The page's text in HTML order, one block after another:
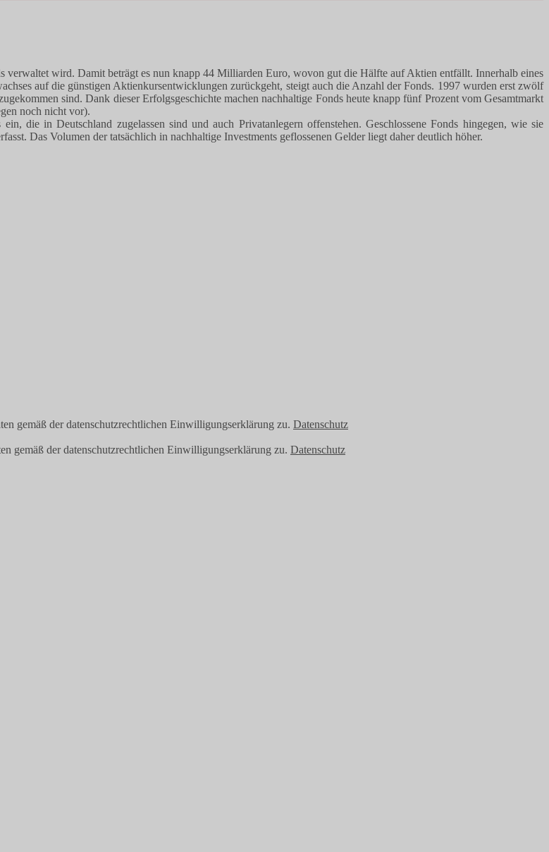
verwaltet wird. Damit beträgt es nun knapp 44 Milliarden Euro, wovon gut die Hälfte auf Aktien entfällt. Innerhalb eines
auf die günstigen Aktienkursentwicklungen zurückgeht, steigt auch die Anzahl der Fonds. 1997 wurden erst zwölf
sind. Dank dieser Erfolgsgeschichte machen nachhaltige Fonds heute knapp fünf Prozent vom Gesamtmarkt
noch nicht vor).
die in Deutschland zugelassen sind und auch Privatanlegern offenstehen. Geschlossene Fonds hingegen, wie sie
Das Volumen der tatsächlich in nachhaltige Investments geflossenen Gelder liegt daher deutlich höher.
gemäß der datenschutzrechtlichen Einwilligungserklärung zu. Datenschutz
gemäß der datenschutzrechtlichen Einwilligungserklärung zu. Datenschutz